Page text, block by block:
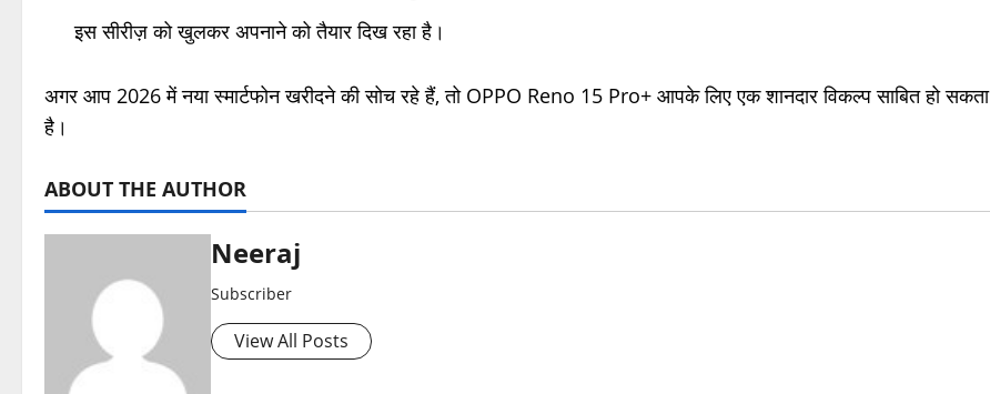
इस सीरीज़ को खुलकर अपनाने को तैयार दिख रहा है।
अगर आप 2026 में नया स्मार्टफोन खरीदने की सोच रहे हैं, तो OPPO Reno 15 Pro+ आपके लिए एक शानदार विकल्प साबित हो सकता
है।
ABOUT THE AUTHOR
Neeraj
Subscriber
View All Posts